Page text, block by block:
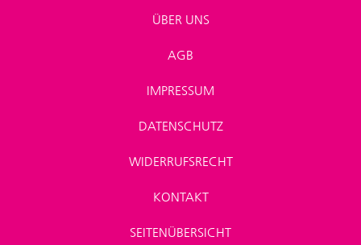
ÜBER UNS
AGB
IMPRESSUM
DATENSCHUTZ
WIDERRUFSRECHT
KONTAKT
SEITENÜBERSICHT